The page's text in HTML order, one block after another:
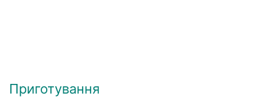
Приготування